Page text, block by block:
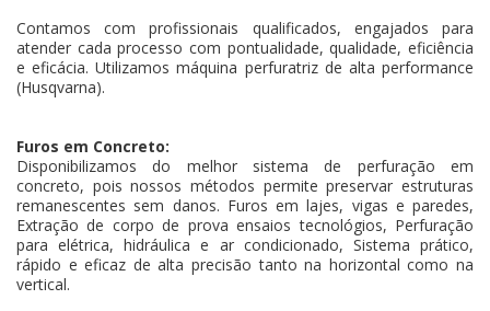
Contamos com profissionais qualificados, engajados para
atender cada processo com pontualidade, qualidade, eficiência
e eficácia. Utilizamos máquina perfuratriz de alta performance
(Husqvarna).
Furos em Concreto:
Disponibilizamos do melhor sistema de perfuração em
concreto, pois nossos métodos permite preservar estruturas
remanescentes sem danos. Furos em lajes, vigas e paredes,
Extração de corpo de prova ensaios tecnológios, Perfuração
para elétrica, hidráulica e ar condicionado, Sistema prático,
rápido e eficaz de alta precisão tanto na horizontal como na
vertical.